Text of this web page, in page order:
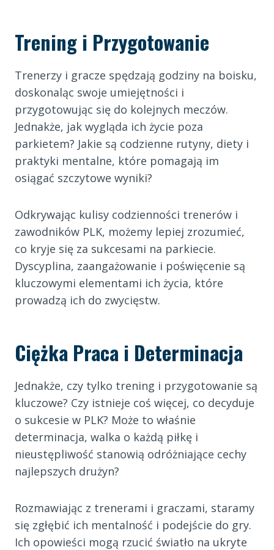
Trening i Przygotowanie
Trenerzy i gracze spędzają godziny na boisku,
doskonaląc swoje umiejętności i
przygotowując się do kolejnych meczów.
Jednakże, jak wygląda ich życie poza
parkietem? Jakie są codzienne rutyny, diety i
praktyki mentalne, które pomagają im
osiągać szczytowe wyniki?
Odkrywając kulisy codzienności trenerów i
zawodników PLK, możemy lepiej zrozumieć,
co kryje się za sukcesami na parkiecie.
Dyscyplina, zaangażowanie i poświęcenie są
kluczowymi elementami ich życia, które
prowadzą ich do zwycięstw.
Ciężka Praca i Determinacja
Jednakże, czy tylko trening i przygotowanie są
kluczowe? Czy istnieje coś więcej, co decyduje
o sukcesie w PLK? Może to właśnie
determinacja, walka o każdą piłkę i
nieustępliwość stanowią odróżniające cechy
najlepszych drużyn?
Rozmawiając z trenerami i graczami, staramy
się zgłębić ich mentalność i podejście do gry.
Ich opowieści mogą rzucić światło na ukryte